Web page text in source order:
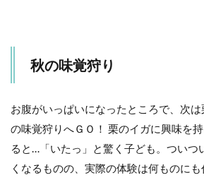
秋の味覚狩り
お腹がいっぱいになったところで、次
の味覚狩りへＧＯ！ 栗のイガに興味を
ると…「いたっ」と驚く子ども。ついつ
くなるものの、実際の体験は何ものに